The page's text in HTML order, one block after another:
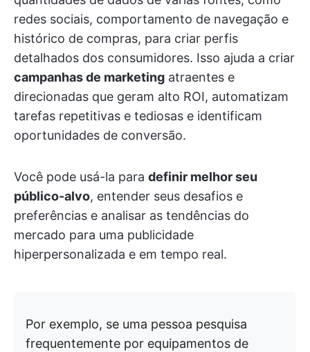
redes sociais, comportamento de navegação e
histórico de compras, para criar perfis
detalhados dos consumidores. Isso ajuda a criar
campanhas de marketing atraentes e
direcionadas que geram alto ROI, automatizam
tarefas repetitivas e tediosas e identificam
oportunidades de conversão.
Você pode usá-la para definir melhor seu
público-alvo, entender seus desafios e
preferências e analisar as tendências do
mercado para uma publicidade
hiperpersonalizada e em tempo real.
Por exemplo, se uma pessoa pesquisa
frequentemente por equipamentos de